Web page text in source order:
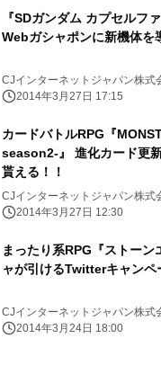
『SDガンダム カプセルフ
Webガシャポンに新機体を
CJインターネットジャパン株式
2014年3月27日 17:15
カードバトルRPG『
season2-』 進化カード更
貰える！！
CJインターネットジャパン株式
2014年3月27日 12:30
まったり系RPG『ストー
ャが引けるTwitterキャンペ
CJインターネットジャパン株式
2014年3月24日 18:00